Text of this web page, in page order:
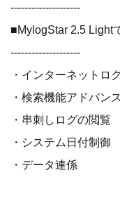
--------------------
■MylogStar 2.5 Light
--------------------
・インターネットロ
・検索機能アドバン
・串刺しログの閲覧
・システム日付制御
・データ連係